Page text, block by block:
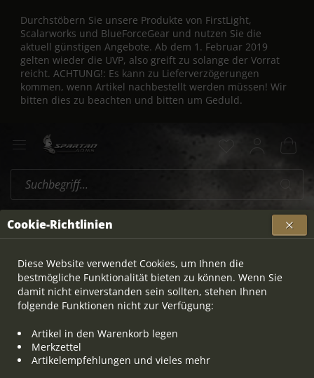
Durchstöbern Sie unsere Produkte von FirstLight,
Scalarworks und BlueForceGear und nutzen Sie die
aktuell günstigen Angebote. Ab dem 1. Februar 2019
gelten wieder die UVP, also greift zu solange der Vorrat
reicht. ACHTUNG!: Es kann zu Lieferverzögerungen
kommen, wenn Artikel nachbestellt werden müssen! Wir
bitten dies zu beachten und bitten um Geduld.
Cookie-Richtlinien
Diese Website verwendet Cookies, um Ihnen die
bestmögliche Funktionalität bieten zu können. Wenn Sie
damit nicht einverstanden sein sollten, stehen Ihnen
folgende Funktionen nicht zur Verfügung:
Artikel in den Warenkorb legen
Merkzettel
Artikelempfehlungen und vieles mehr